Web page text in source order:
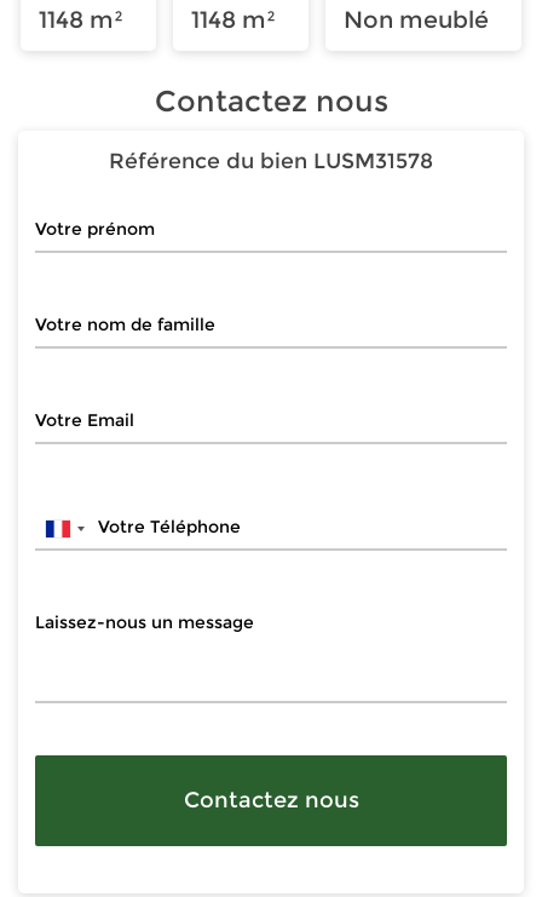
1148 m² 1148 m² Non meublé
Contactez nous
Référence du bien LUSM31578
Contactez nous